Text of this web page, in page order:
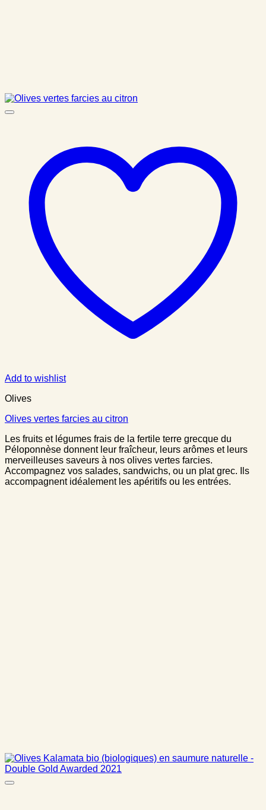
Add to wishlist
Olives
Olives vertes farcies au citron
Les fruits et légumes frais de la fertile terre grecque du
Péloponnèse donnent leur fraîcheur, leurs arômes et leurs
merveilleuses saveurs à nos olives vertes farcies.
Accompagnez vos salades, sandwichs, ou un plat grec. Ils
accompagnent idéalement les apéritifs ou les entrées.